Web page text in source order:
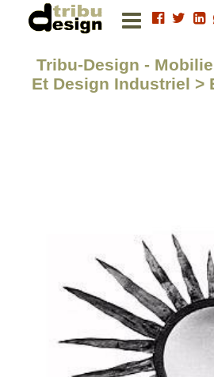
Tribu-Design -
Et Design Industriel >